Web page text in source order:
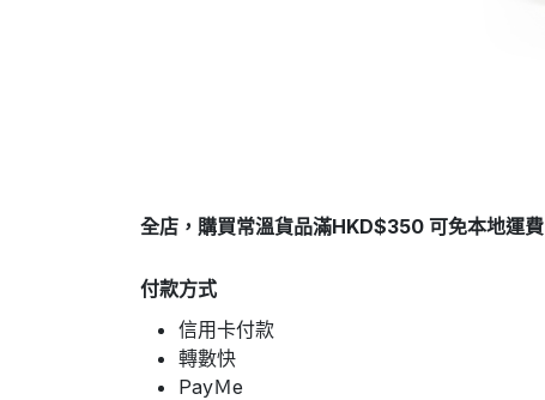
全店，購買常溫貨品滿HKD$350 可免本地運費
付款方式
信用卡付款
轉數快
PayＭe